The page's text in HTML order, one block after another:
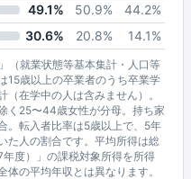
49.1% 50.9%
44.2%
30.6% 20.8% 14.1%
（就業状態等基本集計・人口等
15歳以上の卒業者のうち卒業学
在学中の人は含みません）。
く25〜44歳女性が分母。持ち家
。転入者比率は5歳以上で、5年
た人の割合です。平均所得は総
度）」の課税対象所得を所得
の平均年収とは異なります。